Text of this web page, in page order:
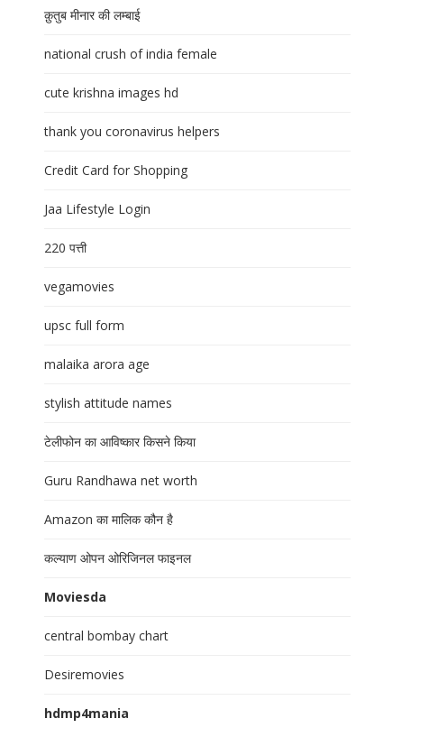
क़ुतुब मीनार की लम्बाई
national crush of india female
cute krishna images hd
thank you coronavirus helpers
Credit Card for Shopping
Jaa Lifestyle Login
220 पत्ती
vegamovies
upsc full form
malaika arora age
stylish attitude names
टेलीफोन का आविष्कार किसने किया
Guru Randhawa net worth
Amazon का मालिक कौन है
कल्याण ओपन ओरिजिनल फाइनल
Moviesda
central bombay chart
Desiremovies
hdmp4mania